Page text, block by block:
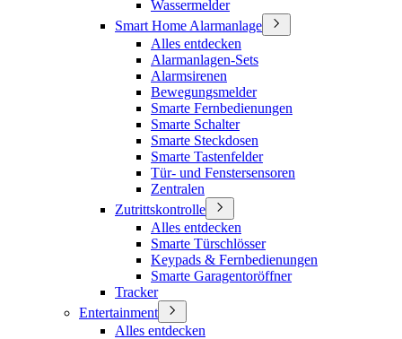
Wassermelder
Smart Home Alarmanlage
Alles entdecken
Alarmanlagen-Sets
Alarmsirenen
Bewegungsmelder
Smarte Fernbedienungen
Smarte Schalter
Smarte Steckdosen
Smarte Tastenfelder
Tür- und Fenstersensoren
Zentralen
Zutrittskontrolle
Alles entdecken
Smarte Türschlösser
Keypads & Fernbedienungen
Smarte Garagentoröffner
Tracker
Entertainment
Alles entdecken